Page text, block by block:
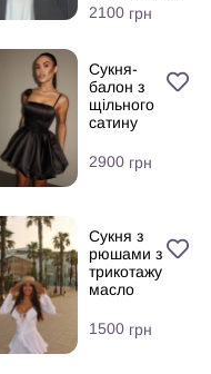
2100 грн
Сукня-
балон з
щільного
сатину
2900 грн
Сукня з
рюшами з
трикотажу
масло
1500 грн